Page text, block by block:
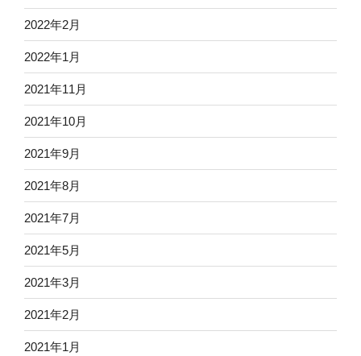
2022年2月
2022年1月
2021年11月
2021年10月
2021年9月
2021年8月
2021年7月
2021年5月
2021年3月
2021年2月
2021年1月